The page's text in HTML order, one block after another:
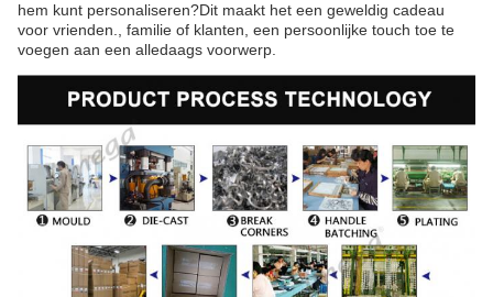
hem kunt personaliseren?Dit maakt het een geweldig cadeau
voor vrienden., familie of klanten, een persoonlijke touch toe te
voegen aan een alledaags voorwerp.